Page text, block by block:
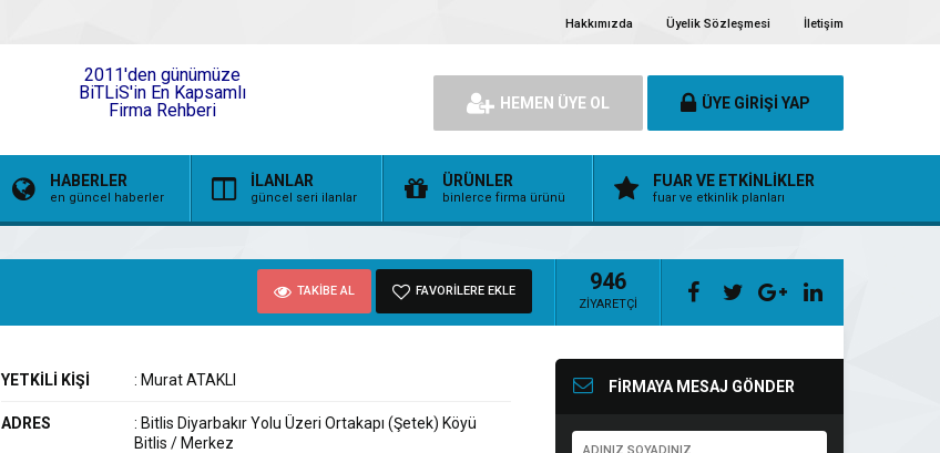
Hakkımızda Üyelik Sözleşmesi İletişim
2011'den günümüze
BiTLiS'in En Kapsamlı
Firma Rehberi
HEMEN ÜYE OL ÜYE GİRİŞİ YAP
HABERLER
en güncel haberler
İLANLAR
güncel seri ilanlar
ÜRÜNLER
binlerce firma ürünü
FUAR VE ETKİNLİKLER
fuar ve etkinlik planları
TAKİBE AL FAVORİLERE EKLE 946
ZİYARETÇİ
YETKİLİ KİŞİ : Murat ATAKLI
ADRES : Bitlis Diyarbakır Yolu Üzeri Ortakapı (Şetek) Köyü
Bitlis / Merkez
FİRMAYA MESAJ GÖNDER